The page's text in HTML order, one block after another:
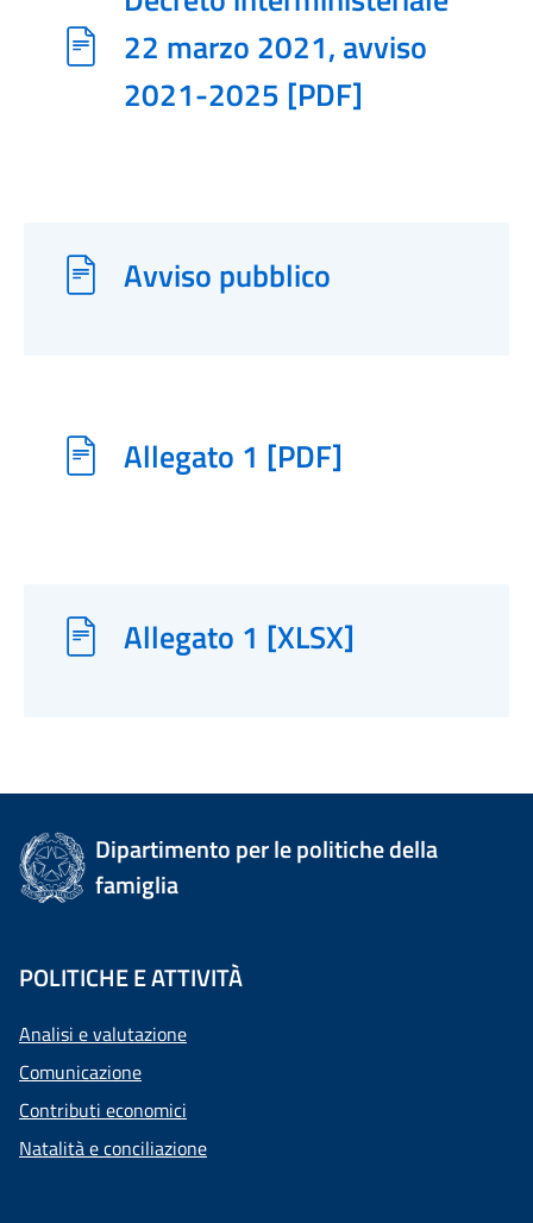
22 marzo 2021, avviso
2021-2025 [PDF]
Avviso pubblico
Allegato 1 [PDF]
Allegato 1 [XLSX]
Dipartimento per le politiche della
famiglia
POLITICHE E ATTIVITÀ
Analisi e valutazione
Comunicazione
Contributi economici
Natalità e conciliazione